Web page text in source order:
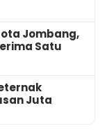
Jombang,
Satu
Juta